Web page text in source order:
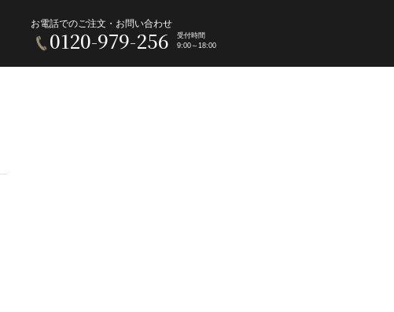
お電話でのご注文・お問い合わせ
0120-979-256
受付時間
9:00～18:00